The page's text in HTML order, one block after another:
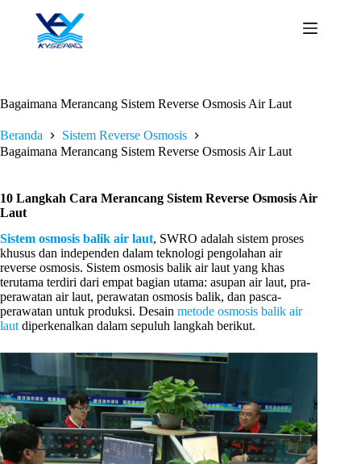
Bagaimana Merancang Sistem Reverse Osmosis Air Laut
Beranda
Sistem Reverse Osmosis
Bagaimana Merancang Sistem Reverse Osmosis Air Laut
10 Langkah Cara Merancang Sistem Reverse Osmosis Air
Laut
Sistem osmosis balik air laut, SWRO adalah sistem proses
khusus dan independen dalam teknologi pengolahan air
reverse osmosis. Sistem osmosis balik air laut yang khas
terutama terdiri dari empat bagian utama: asupan air laut, pra-
perawatan air laut, perawatan osmosis balik, dan pasca-
perawatan untuk produksi. Desain metode osmosis balik air
lautdiperkenalkan dalam sepuluh langkah berikut.